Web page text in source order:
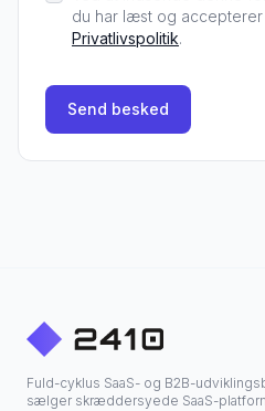
du har læst og
Privatlivspolitik.
Send besked
Fuld-cyklus SaaS- og B2B-
sælger skræddersyede SaaS-